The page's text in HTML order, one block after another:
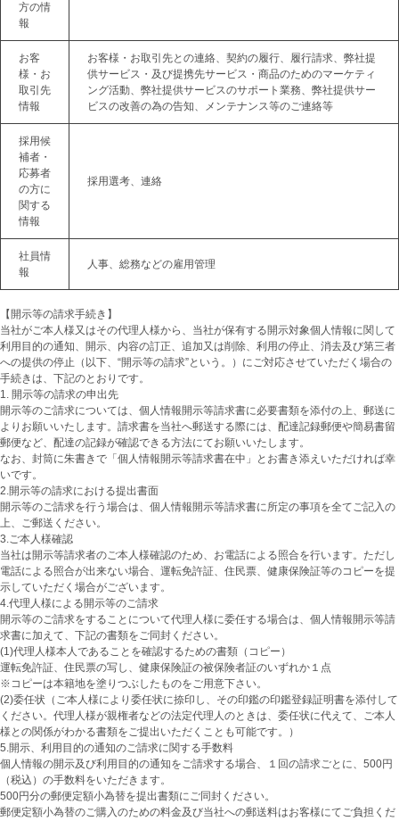
方の情
報
お客
様・お
取引先
情報
お客様・お取引先との連絡、契約の履行、履行請求、弊社提
供サービス・及び提携先サービス・商品のためのマーケティ
ング活動、弊社提供サービスのサポート業務、弊社提供サー
ビスの改善の為の告知、メンテナンス等のご連絡等
採用候
補者・
応募者
の方に
関する
情報
採用選考、連絡
社員情
報
人事、総務などの雇用管理
【開示等の請求手続き】
当社がご本人様又はその代理人様から、当社が保有する開示対象個人情報に関して
利用目的の通知、開示、内容の訂正、追加又は削除、利用の停止、消去及び第三者
への提供の停止（以下、“開示等の請求”という。）にご対応させていただく場合の
手続きは、下記のとおりです。
1. 開示等の請求の申出先
開示等のご請求については、個人情報開示等請求書に必要書類を添付の上、郵送に
よりお願いいたします。請求書を当社へ郵送する際には、配達記録郵便や簡易書留
郵便など、配達の記録が確認できる方法にてお願いいたします。
なお、封筒に朱書きで「個人情報開示等請求書在中」とお書き添えいただければ幸
いです。
2.開示等の請求における提出書面
開示等のご請求を行う場合は、個人情報開示等請求書に所定の事項を全てご記入の
上、ご郵送ください。
3.ご本人様確認
当社は開示等請求者のご本人様確認のため、お電話による照合を行います。ただし
電話による照合が出来ない場合、運転免許証、住民票、健康保険証等のコピーを提
示していただく場合がございます。
4.代理人様による開示等のご請求
開示等のご請求をすることについて代理人様に委任する場合は、個人情報開示等請
求書に加えて、下記の書類をご同封ください。
(1)代理人様本人であることを確認するための書類（コピー）
運転免許証、住民票の写し、健康保険証の被保険者証のいずれか１点
※コピーは本籍地を塗りつぶしたものをご用意下さい。
(2)委任状（ご本人様により委任状に捺印し、その印鑑の印鑑登録証明書を添付して
ください。代理人様が親権者などの法定代理人のときは、委任状に代えて、ご本人
様との関係がわかる書類をご提出いただくことも可能です。）
5.開示、利用目的の通知のご請求に関する手数料
個人情報の開示及び利用目的の通知をご請求する場合、１回の請求ごとに、500円
（税込）の手数料をいただきます。
500円分の郵便定額小為替を提出書類にご同封ください。
郵便定額小為替のご購入のための料金及び当社への郵送料はお客様にてご負担くだ